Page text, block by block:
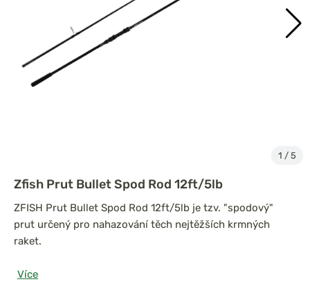
1 / 5
Zfish Prut Bullet Spod Rod 12ft/5lb
ZFISH Prut Bullet Spod Rod 12ft/5lb je tzv. "spodový"
prut určený pro nahazování těch nejtěžších krmných
raket.
Více